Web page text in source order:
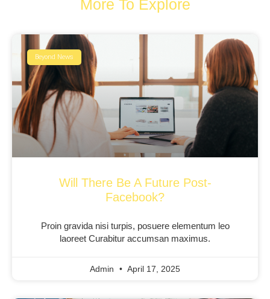
More To Explore
Beyond News
Will There Be A Future Post-
Facebook?
Proin gravida nisi turpis, posuere elementum leo
laoreet Curabitur accumsan maximus.
Admin April 17, 2025